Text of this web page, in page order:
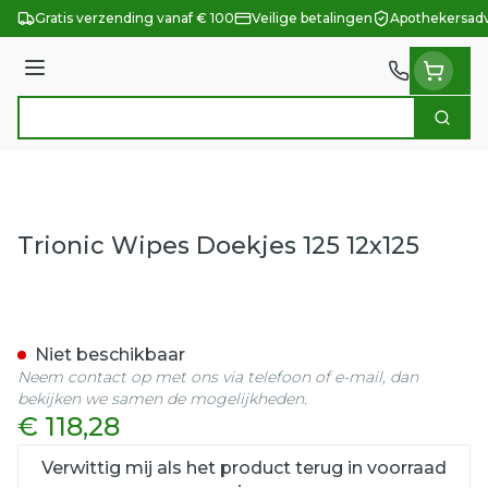
Ga naar de inhoud
Gratis verzending vanaf € 100 Veilige betalingen
Menu
Zoek
Trionic Wipes Doekjes 125 12x125
€ 118,28
Verwittig mij als het product terug in voorraad
Niet beschikbaar
Neem contact op met ons via telefoon of e-mail, dan
bekijken we samen de mogelijkheden.